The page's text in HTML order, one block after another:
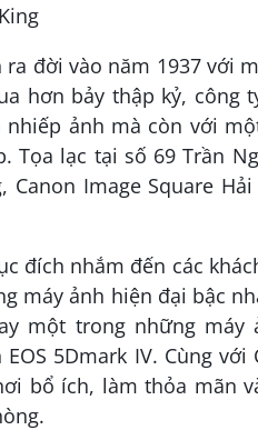
ra đời vào năm 1937 với
hơn bảy thập kỷ, công
nhiếp ảnh mà còn với
Tọa lạc tại số 69 Trần
Canon Image Square
đích nhắm đến các
máy ảnh hiện đại bậc
một trong những
EOS 5Dmark IV. Cùng
bổ ích, làm thỏa mãn